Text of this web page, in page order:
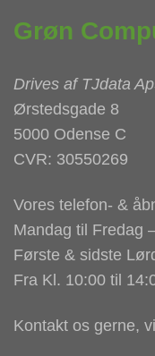
Grøn
Drives af TJdata
Ørstedsgade 8
5000 Odense C
CVR: 30550269
Vores telefon- &
Mandag til Fredag
Første & sidste
Fra Kl. 10:00 til
Kontakt os gerne,